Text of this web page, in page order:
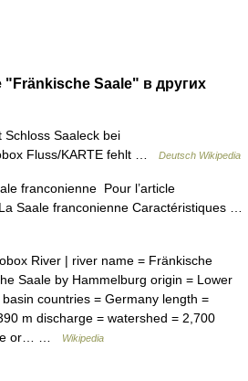
"Fränkische Saale" в других
Saaleck bei
Fluss/KARTE fehlt …
Deutsch Wikipedia
franconienne Pour l’article
Saale franconienne Caractéristiques …
River | river name = Fränkische
Saale by Hammelburg origin = Lower
countries = Germany length =
m discharge = watershed = 2,700
or… …
Wikipedia